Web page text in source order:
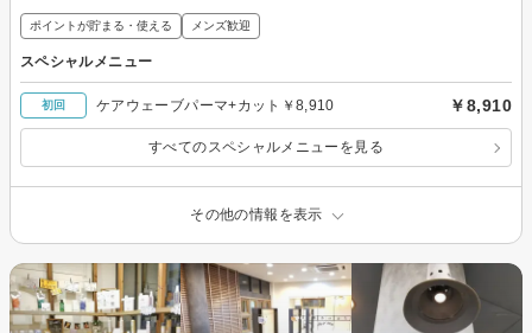
ポイントが貯まる・使える メンズ歓迎
スペシャルメニュー
初回 ケアウェーブパーマ+カット￥8,910 ￥8,910
すべてのスペシャルメニューを見る
その他の情報を表示